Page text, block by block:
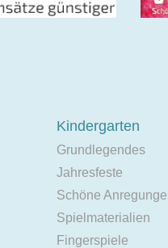
Kindergarten
Grundlegendes
Jahresfeste
Schöne
Spielmaterialien
Fingerspiele